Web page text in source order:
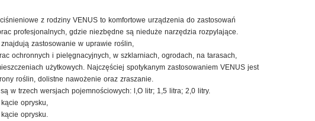
z rodziny VENUS to komfortowe urządzenia do zastosowań
profesjonalnych, gdzie niezbędne są nieduże narzędzia rozpylające.
zastosowanie w uprawie roślin,
ochronnych i pielęgnacyjnych, w szklarniach, ogrodach, na tarasach,
użytkowych. Najczęściej spotykanym zastosowaniem VENUS jest
roślin, dolistne nawożenie oraz zraszanie.
w trzech wersjach pojemnościowych: l,O litr; 1,5 litra; 2,0 litry.
oprysku,
oprysku.